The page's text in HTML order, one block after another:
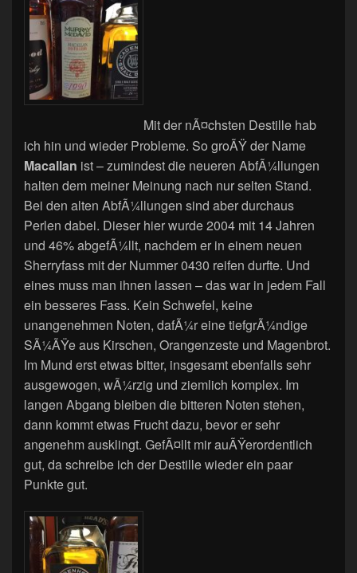
Mit der nÃ¤chsten Destille hab
ich hin und wieder Probleme. So groÃŸ der Name
Macallan ist – zumindest die neueren AbfÃ¼llungen
halten dem meiner Meinung nach nur selten Stand.
Bei den alten AbfÃ¼llungen sind aber durchaus
Perlen dabei. Dieser hier wurde 2004 mit 14 Jahren
und 46% abgefÃ¼llt, nachdem er in einem neuen
Sherryfass mit der Nummer 0430 reifen durfte. Und
eines muss man ihnen lassen – das war in jedem Fall
ein besseres Fass. Kein Schwefel, keine
unangenehmen Noten, dafÃ¼r eine tiefgrÃ¼ndige
SÃ¼ÃŸe aus Kirschen, Orangenzeste und Magenbrot.
Im Mund erst etwas bitter, insgesamt ebenfalls sehr
ausgewogen, wÃ¼rzig und ziemlich komplex. Im
langen Abgang bleiben die bitteren Noten stehen,
dann kommt etwas Frucht dazu, bevor er sehr
angenehm ausklingt. GefÃ¤llt mir auÃŸerordentlich
gut, da schreibe ich der Destille wieder ein paar
Punkte gut.